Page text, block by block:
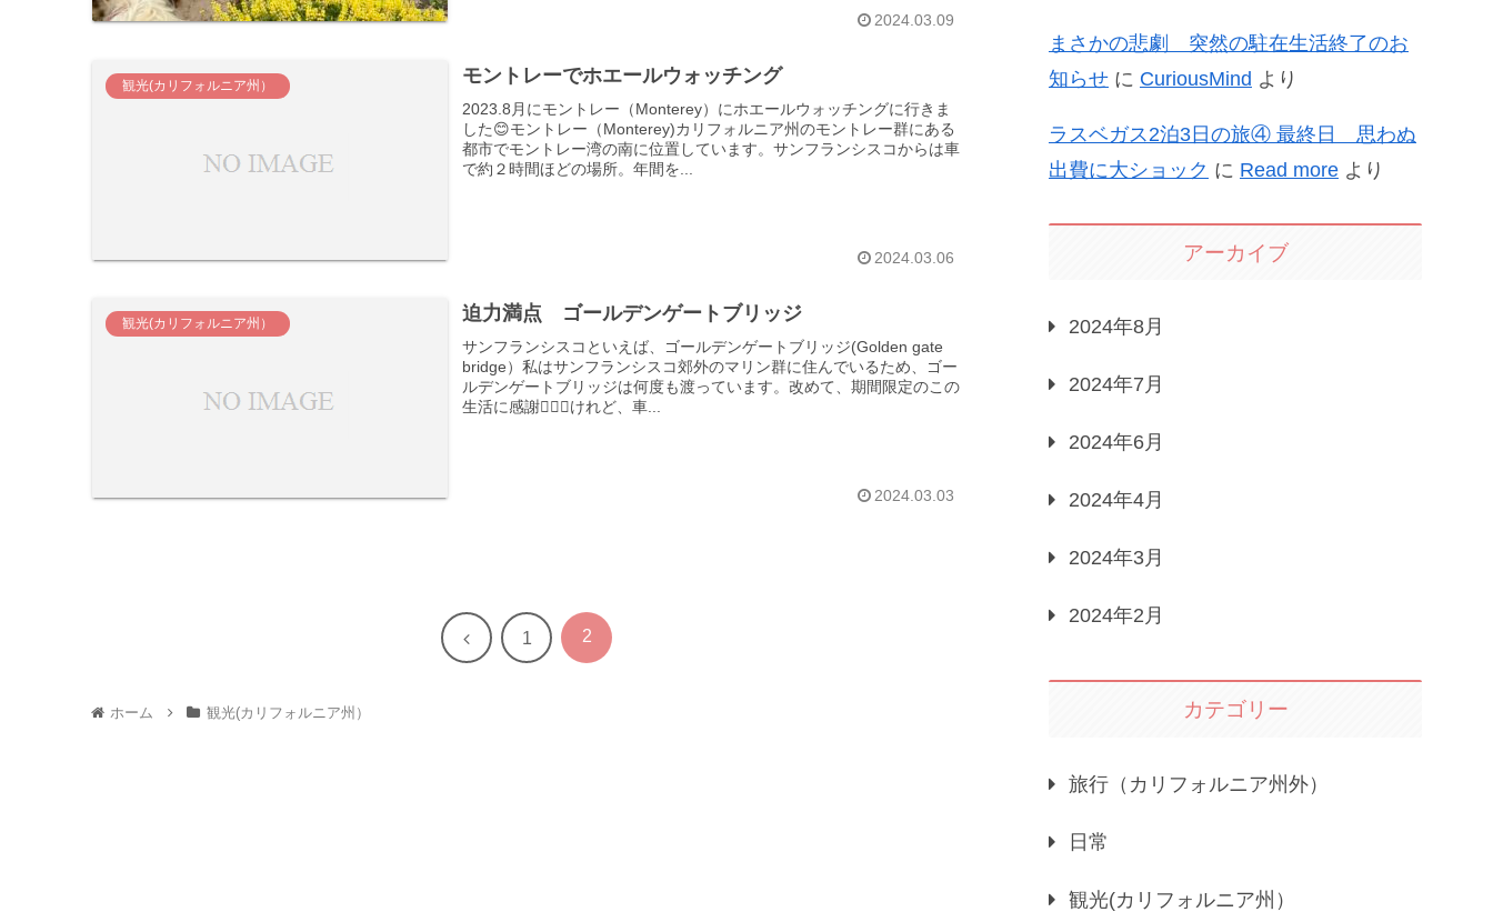
2024.03.09
観光(カリフォルニア州） モントレーでホエールウォッチング
2023.8月にモントレー（Monterey）にホエールウォッチングに行きま
した😊モントレー（Monterey)カリフォルニア州のモントレー群にある
都市でモントレー湾の南に位置しています。サンフランシスコからは車
で約２時間ほどの場所。年間を...
2024.03.06
観光(カリフォルニア州） 迫力満点 ゴールデンゲートブリッジ
サンフランシスコといえば、ゴールデンゲートブリッジ(Golden gate
bridge）私はサンフランシスコ郊外のマリン群に住んでいるため、ゴー
ルデンゲートブリッジは何度も渡っています。改めて、期間限定のこの
生活に感謝🙇‍♀️✨けれど、車...
2024.03.03
前 1 2
ホーム 観光(カリフォルニア州）
まさかの悲劇 突然の駐在生活終了のお
知らせ に CuriousMind より
ラスベガス2泊3日の旅④ 最終日 思わぬ
出費に大ショック に Read more より
アーカイブ
2024年8月
2024年7月
2024年6月
2024年4月
2024年3月
2024年2月
カテゴリー
旅行（カリフォルニア州外）
日常
観光(カリフォルニア州）